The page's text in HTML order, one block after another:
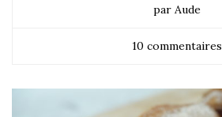
par Aude
10 commentaires